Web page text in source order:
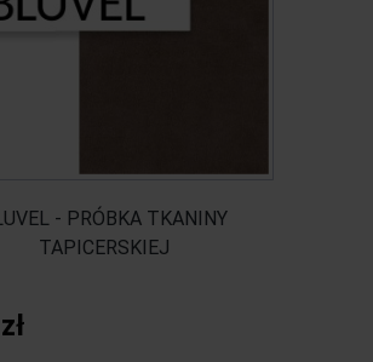
- PRÓBKA TKANINY
TAPICERSKIEJ